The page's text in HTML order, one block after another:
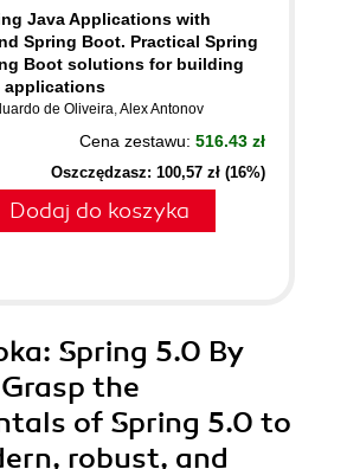
Java Applications with
Spring Boot. Practical Spring
Boot solutions for building
applications
de Oliveira,Alex Antonov
Cena zestawu: 516.43 zł
Oszczędzasz: 100,57 zł (16%)
Dodaj do koszyka
: Spring 5.0 By
the
of Spring 5.0 to
robust, and